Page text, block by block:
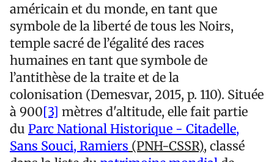
américain et du monde, en tant que
symbole de la liberté de tous les Noirs,
temple sacré de l’égalité des races
humaines en tant que symbole de
l’antithèse de la traite et de la
colonisation (Demesvar, 2015, p. 110). Située
à 900[3] mètres d'altitude, elle fait partie
du Parc National Historique - Citadelle,
Sans Souci, Ramiers (PNH-CSSR), classé